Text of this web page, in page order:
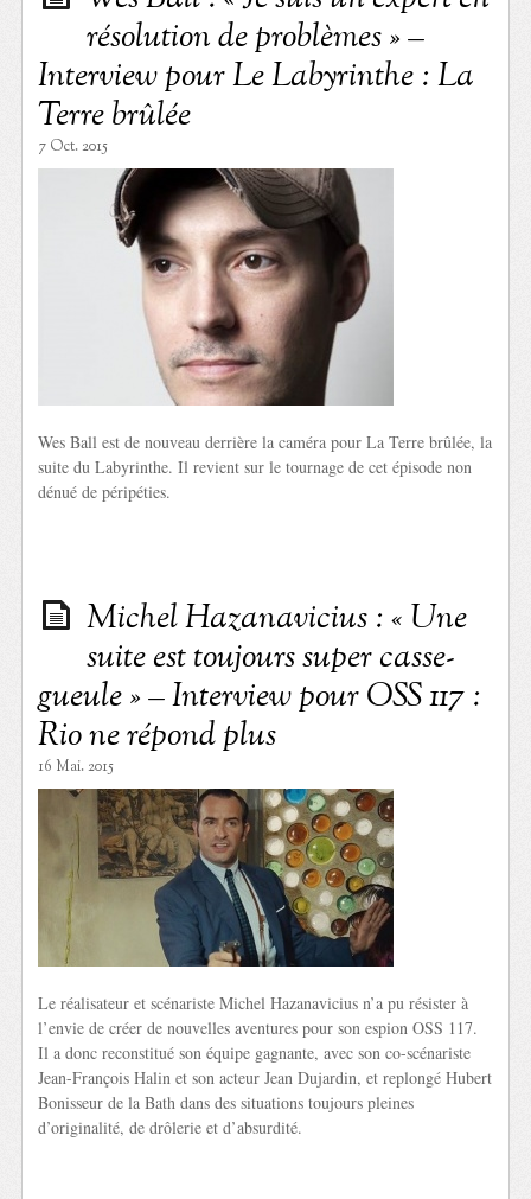
résolution de problèmes » –
Interview pour Le Labyrinthe : La
Terre brûlée
7 Oct. 2015
Wes Ball est de nouveau derrière la caméra pour La Terre brûlée, la
suite du Labyrinthe. Il revient sur le tournage de cet épisode non
dénué de péripéties.
Michel Hazanavicius : « Une
suite est toujours super casse-
gueule » – Interview pour OSS 117 :
Rio ne répond plus
16 Mai. 2015
Le réalisateur et scénariste Michel Hazanavicius n’a pu résister à
l’envie de créer de nouvelles aventures pour son espion OSS 117.
Il a donc reconstitué son équipe gagnante, avec son co-scénariste
Jean-François Halin et son acteur Jean Dujardin, et replongé Hubert
Bonisseur de la Bath dans des situations toujours pleines
d’originalité, de drôlerie et d’absurdité.